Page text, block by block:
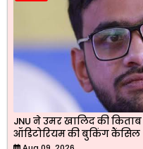
JNU ने उमर खालिद की किताब
ऑडिटोरियम की बुकिंग कैंसिल